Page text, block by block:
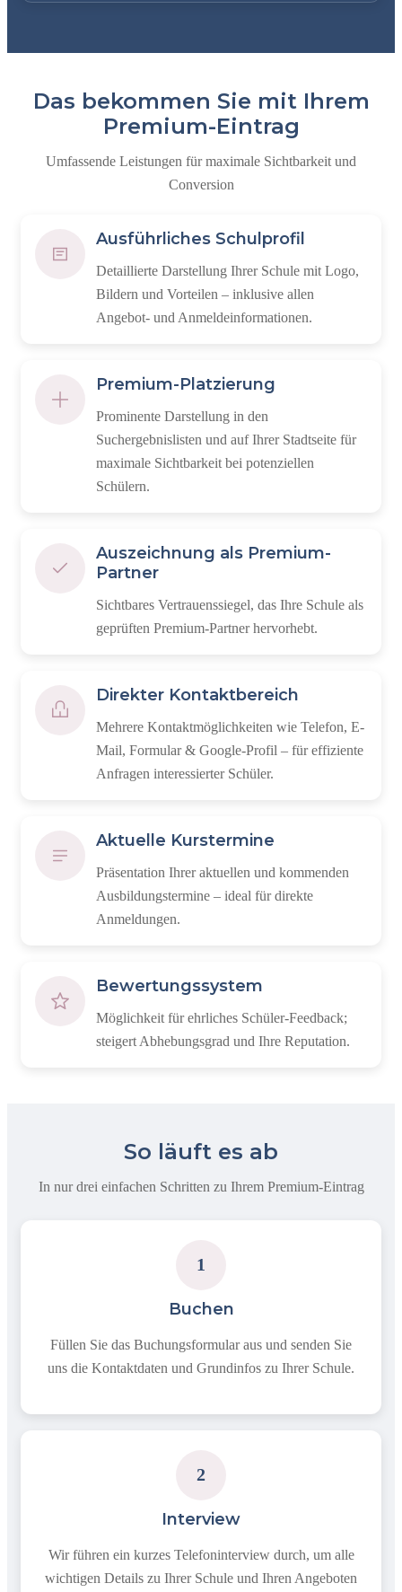
Das bekommen Sie mit Ihrem
Premium-Eintrag
Umfassende Leistungen für maximale Sichtbarkeit und
Conversion
Ausführliches Schulprofil
Detaillierte Darstellung Ihrer Schule mit Logo,
Bildern und Vorteilen – inklusive allen
Angebot- und Anmeldeinformationen.
Premium-Platzierung
Prominente Darstellung in den
Suchergebnislisten und auf Ihrer Stadtseite für
maximale Sichtbarkeit bei potenziellen
Schülern.
Auszeichnung als Premium-
Partner
Sichtbares Vertrauenssiegel, das Ihre Schule als
geprüften Premium-Partner hervorhebt.
Direkter Kontaktbereich
Mehrere Kontaktmöglichkeiten wie Telefon, E-
Mail, Formular & Google-Profil – für effiziente
Anfragen interessierter Schüler.
Aktuelle Kurstermine
Präsentation Ihrer aktuellen und kommenden
Ausbildungstermine – ideal für direkte
Anmeldungen.
Bewertungssystem
Möglichkeit für ehrliches Schüler-Feedback;
steigert Abhebungsgrad und Ihre Reputation.
So läuft es ab
In nur drei einfachen Schritten zu Ihrem Premium-Eintrag
1
Buchen
Füllen Sie das Buchungsformular aus und senden Sie
uns die Kontaktdaten und Grundinfos zu Ihrer Schule.
2
Interview
Wir führen ein kurzes Telefoninterview durch, um alle
wichtigen Details zu Ihrer Schule und Ihren Angeboten